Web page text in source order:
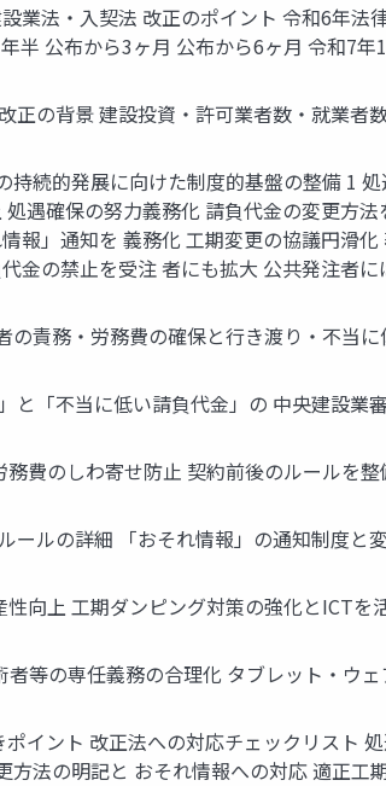
業法・入契法 改正のポイント 令和6年
半 公布から3ヶ月 公布から6ヶ月 令和7
正の背景 建設投資・許可業者数・就業者
持続的発展に向けた制度的基盤の整備 1
遇確保の努力義務化 請負代金の変更方
報」通知を 義務化 工期変更の協議円滑
金の禁止を受注 者にも拡大 公共発注者
の責務・労務費の確保と行き渡り・不当
と「不当に低い請負代金」の 中央建設
費のしわ寄せ防止 契約前後のルールを
ールの詳細 「おそれ情報」の通知制度
向上 工期ダンピング対策の強化とICT
者等の専任義務の合理化 タブレット・ウ
イント 改正法への対応チェックリスト
方法の明記と おそれ情報への対応 適正